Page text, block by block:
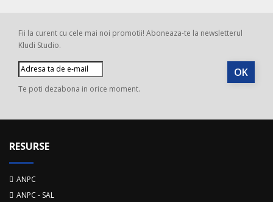
Fii la curent cu cele mai noi promotii! Aboneaza-te la newsletterul
Kludi Studio.
Te poti dezabona in orice moment.
RESURSE
ANPC
ANPC - SAL